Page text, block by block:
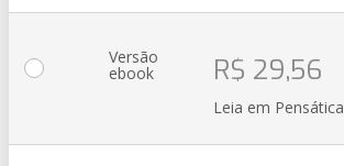
Versão
ebook R$ 29,56
Leia em Pensática